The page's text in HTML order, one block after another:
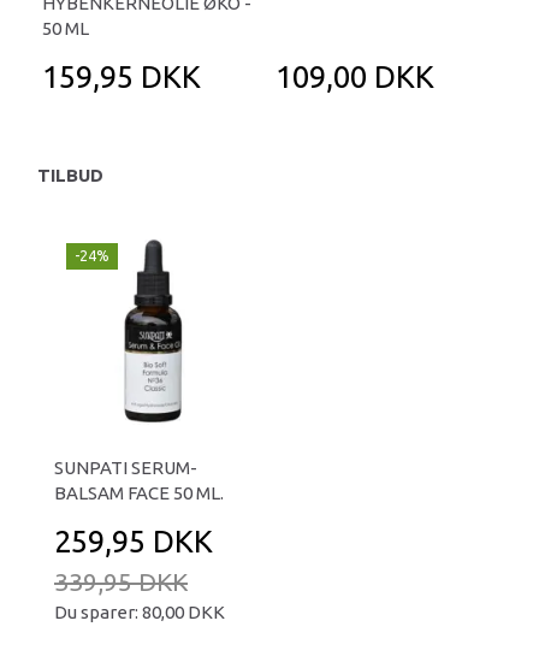
50 ML
159,95 DKK 109,00 DKK
TILBUD
-24%
SUNPATI SERUM-
BALSAM FACE 50 ML.
259,95 DKK
339,95 DKK
Du sparer: 80,00 DKK